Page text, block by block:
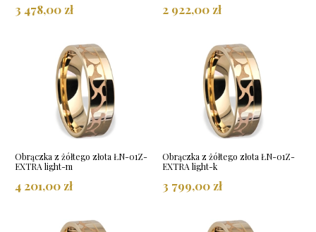
3 478,00 zł 2 922,00 zł
Obrączka z żółtego złota ŁN-01Z-
EXTRA light-m
4 201,00 zł
Obrączka z żółtego złota ŁN-01Z-
EXTRA light-k
3 799,00 zł